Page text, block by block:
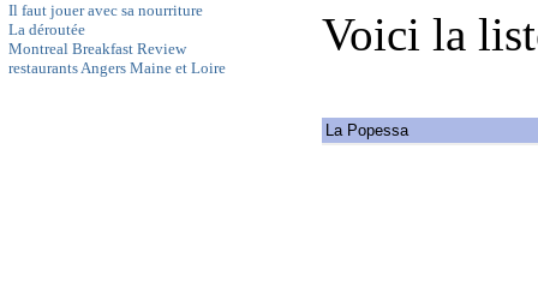
Il faut jouer avec sa nourriture
La déroutée
Montreal Breakfast Review
restaurants Angers Maine et Loire
Voici la
La Popessa